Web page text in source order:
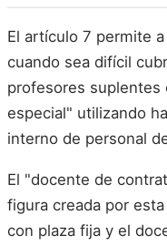
El artículo 7 permite
cuando sea difícil
profesores suplentes
especial" utilizando
interno de personal
El "docente de
figura creada por
con plaza fija y el